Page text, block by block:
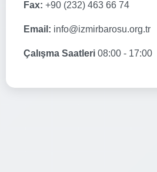
Fax: +90 (232) 463 66 74
Email: info@izmirbarosu.org.tr
Çalışma Saatleri 08:00 - 17:00